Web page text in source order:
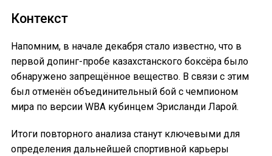
Контекст
Напомним, в начале декабря стало известно, что в
первой допинг-пробе казахстанского боксёра было
обнаружено запрещённое вещество. В связи с этим
был отменён объединительный бой с чемпионом
мира по версии WBA кубинцем Эрисланди Ларой.
Итоги повторного анализа станут ключевыми для
определения дальнейшей спортивной карьеры